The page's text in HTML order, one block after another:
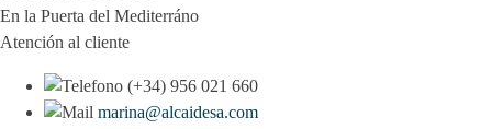
En la Puerta del Mediterráno
Atención al cliente
(+34) 956 021 660
marina@alcaidesa.com